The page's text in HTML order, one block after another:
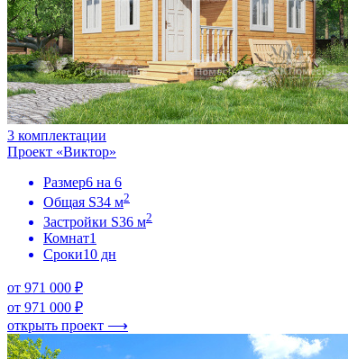
3 комплектации
Проект «Виктор»
Размер6 на 6
Общая S34 м2
Застройки S36 м2
Комнат1
Сроки10 дн
от 971 000 ₽
от 971 000 ₽
открыть проект ⟶